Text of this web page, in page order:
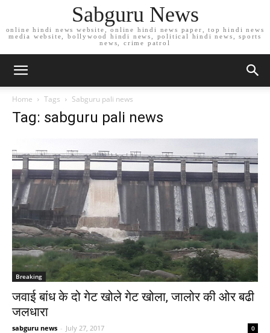
Sabguru News
online hindi news website, online hindi news paper, top hindi news
media website, bollywood hindi news, political hindi news, sports
news, crime patrol
Home Tags Sabguru pali news
Tag: sabguru pali news
Breaking
जवाई बांध के दो गेट खोले गेट खोला, जालोर की ओर बढी
जलधारा
sabguru news - July 27, 2017 0